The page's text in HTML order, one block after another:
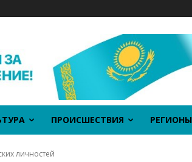
ПРОИСШЕСТВИЯ РЕГИОНЫ
личностей